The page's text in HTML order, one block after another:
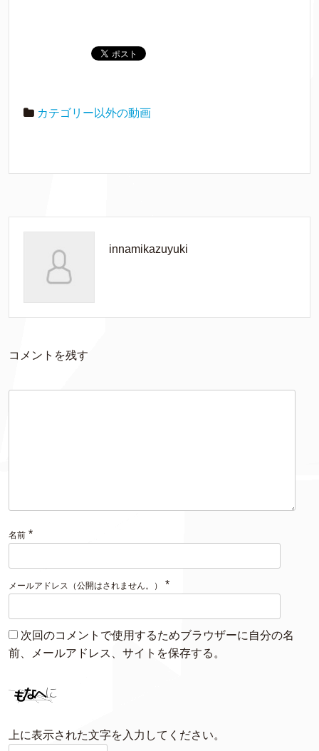
カテゴリー以外の動画
innamikazuyuki
コメントを残す
名前 *
メールアドレス（公開はされません。） *
次回のコメントで使用するためブラウザーに自分の名
前、メールアドレス、サイトを保存する。
上に表示された文字を入力してください。